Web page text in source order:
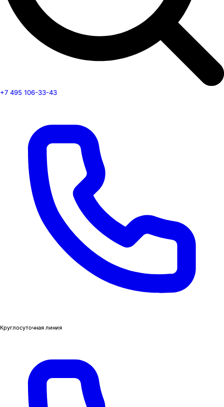
+7 495 106-33-43
Круглосуточная линия